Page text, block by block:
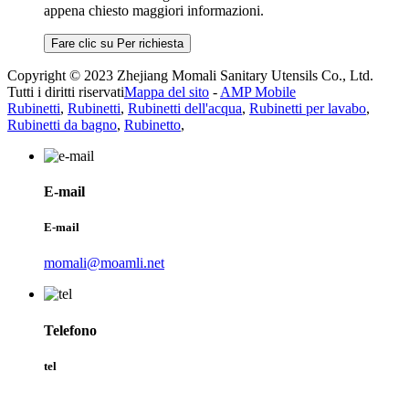
appena chiesto maggiori informazioni.
Fare clic su Per richiesta
Copyright © 2023 Zhejiang Momali Sanitary Utensils Co., Ltd.
Tutti i diritti riservatiMappa del sito - AMP Mobile
Rubinetti, Rubinetti, Rubinetti dell'acqua, Rubinetti per lavabo,
Rubinetti da bagno, Rubinetto,
E-mail
E-mail
momali@moamli.net
Telefono
tel